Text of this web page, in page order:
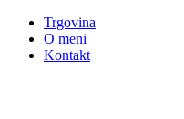
Trgovina
O meni
Kontakt